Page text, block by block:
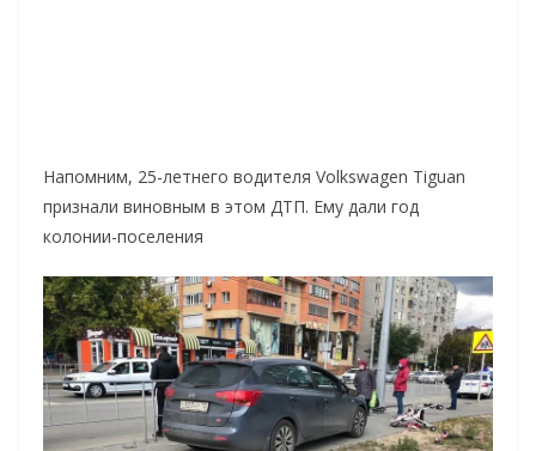
Напомним, 25-летнего водителя Volkswagen Tiguan
признали виновным в этом ДТП. Ему дали год
колонии-поселения